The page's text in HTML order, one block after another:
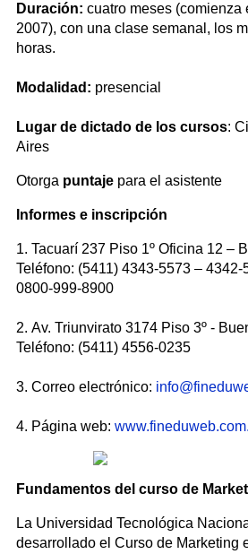
Duración: cuatro meses (comienza
2007), con una clase semanal, los
horas.
Modalidad: presencial
Lugar de dictado de los cursos:
Aires
Otorga puntaje para el asistente
Informes e inscripción
1. Tacuarí 237 Piso 1º Oficina 12 –
Teléfono: (5411) 4343-5573 – 4342-
0800-999-8900
2. Av. Triunvirato 3174 Piso 3º -
Teléfono: (5411) 4556-0235
3. Correo electrónico:
4. Página web:
Fundamentos del curso de
La Universidad Tecnológica
desarrollado el Curso de Marketing